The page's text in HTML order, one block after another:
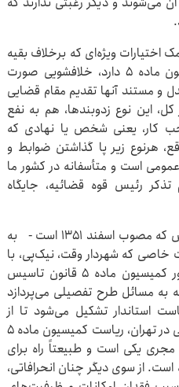
اختیارات ویژه‌ای که برخلاف بقیه
شهرها، شهرداری تهران در کمیسیون ماده ۵ دارد، خلافشویی صورت
و مستند آنها تقدیم مقام قضایی
این نوع زدوبندها، هم به نفع
کار، یعنی شخص یا نهادی که
هرنوع زیر پا گذاشتن ضوابط و
است و متأسفانه در کشور ما
رئیس قوه قضائیه، جایگاه
*سابقه این موضوع – قانون تاسیس که مصوب اسفند ۱۳۵۱ است - به
خاصی که شهردار وقت، نیک‌پی، با
شاه داشت؛ در تمام شهرهای کشور کمیسیون ماده ۵ قانون تاسیس
به مسائل طرح تفصیلی می‌پردازد
استاندار تشکیل می‌شود تا از
تخلّفات احتمالی جلوگیری ‌کند، ولی در تهران، ریاست کمیسیون ماده ۵
یکی است و طبیعتاً راه برای
از سوی دیگر چنان انحرافاتی،